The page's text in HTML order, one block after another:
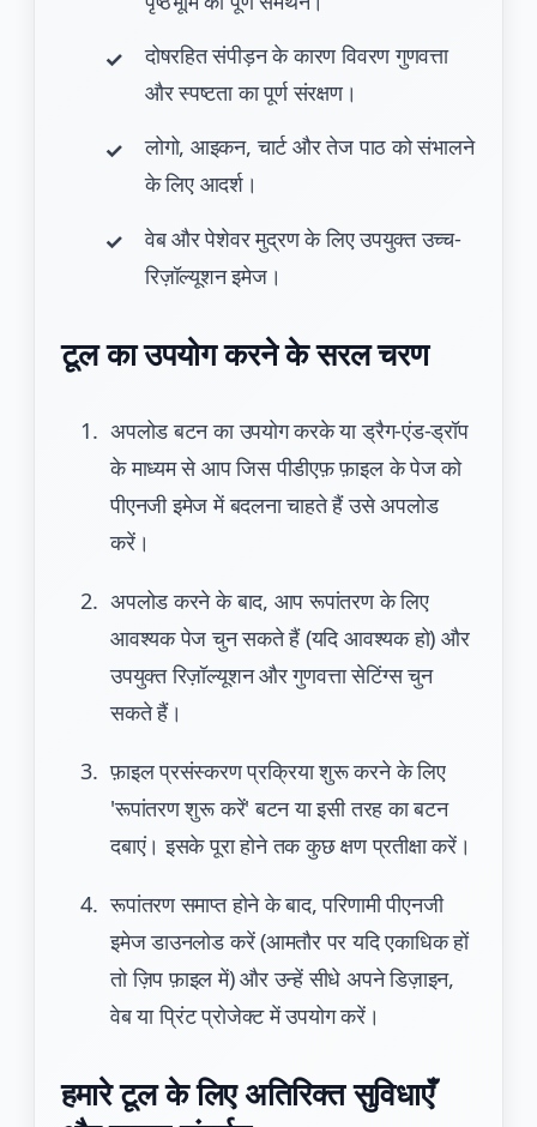
दोषरहित संपीड़न के कारण विवरण गुणवत्ता
और स्पष्टता का पूर्ण संरक्षण।
लोगो, आइकन, चार्ट और तेज पाठ को संभालने
के लिए आदर्श।
वेब और पेशेवर मुद्रण के लिए उपयुक्त उच्च-
रिज़ॉल्यूशन इमेज।
टूल का उपयोग करने के सरल चरण
अपलोड बटन का उपयोग करके या ड्रैग-एंड-ड्रॉप
के माध्यम से आप जिस पीडीएफ़ फ़ाइल के पेज को
पीएनजी इमेज में बदलना चाहते हैं उसे अपलोड
करें।
अपलोड करने के बाद, आप रूपांतरण के लिए
आवश्यक पेज चुन सकते हैं (यदि आवश्यक हो) और
उपयुक्त रिज़ॉल्यूशन और गुणवत्ता सेटिंग्स चुन
सकते हैं।
फ़ाइल प्रसंस्करण प्रक्रिया शुरू करने के लिए
'रूपांतरण शुरू करें' बटन या इसी तरह का बटन
दबाएं। इसके पूरा होने तक कुछ क्षण प्रतीक्षा करें।
रूपांतरण समाप्त होने के बाद, परिणामी पीएनजी
इमेज डाउनलोड करें (आमतौर पर यदि एकाधिक हों
तो ज़िप फ़ाइल में) और उन्हें सीधे अपने डिज़ाइन,
वेब या प्रिंट प्रोजेक्ट में उपयोग करें।
हमारे टूल के लिए अतिरिक्त सुविधाएँ